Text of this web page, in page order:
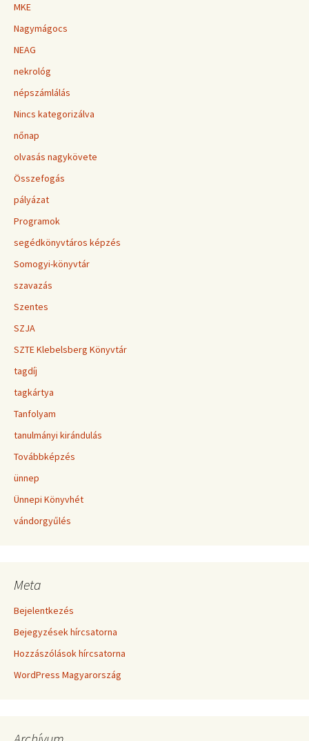
MKE
Nagymágocs
NEAG
nekrológ
népszámlálás
Nincs kategorizálva
nőnap
olvasás nagykövete
Összefogás
pályázat
Programok
segédkönyvtáros képzés
Somogyi-könyvtár
szavazás
Szentes
SZJA
SZTE Klebelsberg Könyvtár
tagdíj
tagkártya
Tanfolyam
tanulmányi kirándulás
Továbbképzés
ünnep
Ünnepi Könyvhét
vándorgyűlés
Meta
Bejelentkezés
Bejegyzések hírcsatorna
Hozzászólások hírcsatorna
WordPress Magyarország